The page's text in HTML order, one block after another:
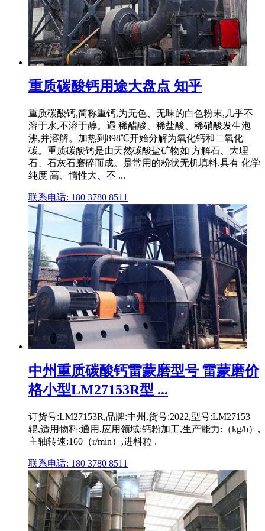
重质碳酸钙用途大盘点 知乎
重质碳酸钙,简称重钙,为无色、无味的白色粉末,几乎不
溶于水,不溶于醇。遇 稀醋酸、稀盐酸、稀硝酸发生泡
沸,并溶解。加热到898℃开始分解为氧化钙和二氧化
碳。重质碳酸钙是由天然碳酸盐矿物如 方解石、大理
石、石灰石磨碎而成。是常用的粉状无机填料,具有 化学
纯度 高、惰性大、不 ...
联系电话: 180 3780 8511
中州重质碳酸钙雷蒙磨型号 雷蒙磨价
格小型LM27153R型 ...
订货号:LM27153R,品牌:中州,货号:2022,型号:LM27153
辊,适用物料:通用,应用领域:钙粉加工,生产能力:（kg/h）,
主轴转速:160（r/min）,进料粒 .
联系电话: 180 3780 8511